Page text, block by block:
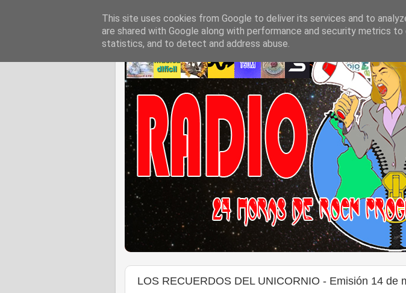
LOS RECUERDOS DEL UNICORNIO - Emisión 14 de
This site uses cookies from Google to deliver its services and to
are shared with Google along with performance and security metrics
statistics, and to detect and address abuse.